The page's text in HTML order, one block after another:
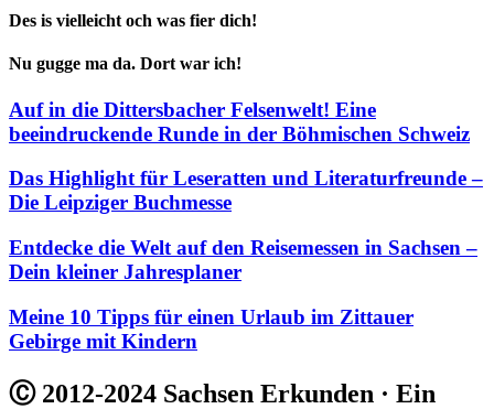
Des is vielleicht och was fier dich!
Nu gugge ma da. Dort war ich!
Auf in die Dittersbacher Felsenwelt! Eine
beeindruckende Runde in der Böhmischen Schweiz
Das Highlight für Leseratten und Literaturfreunde –
Die Leipziger Buchmesse
Entdecke die Welt auf den Reisemessen in Sachsen –
Dein kleiner Jahresplaner
Meine 10 Tipps für einen Urlaub im Zittauer
Gebirge mit Kindern
Ⓒ 2012-2024 Sachsen Erkunden · Ein